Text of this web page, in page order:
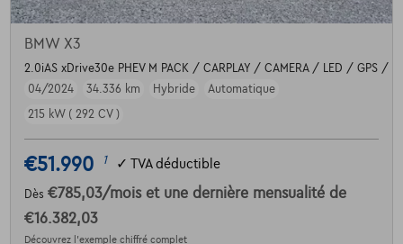
BMW X3
2.0iAS xDrive30e PHEV M PACK / CARPLAY / CAMERA / LED / GPS /
04/2024
34.336 km Hybride
Automatique
215 kW ( 292 CV )
€51.990 1 ✓ TVA déductible
Dès €785,03/mois et une dernière mensualité de
€16.382,03
Découvrez l’exemple chiffré complet